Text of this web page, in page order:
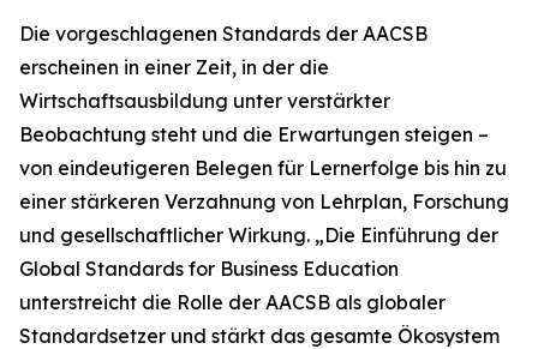
Die vorgeschlagenen Standards der AACSB
erscheinen in einer Zeit, in der die
Wirtschaftsausbildung unter verstärkter
Beobachtung steht und die Erwartungen steigen –
von eindeutigeren Belegen für Lernerfolge bis hin zu
einer stärkeren Verzahnung von Lehrplan, Forschung
und gesellschaftlicher Wirkung. „Die Einführung der
Global Standards for Business Education
unterstreicht die Rolle der AACSB als globaler
Standardsetzer und stärkt das gesamte Ökosystem